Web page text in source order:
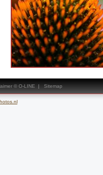
© O-LINE | Sitemap